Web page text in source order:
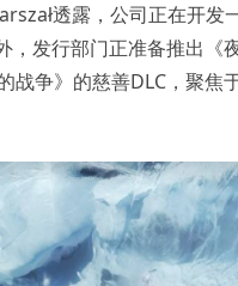
透露，公司正在开发
发行部门正准备推出《
争》的慈善DLC，聚焦